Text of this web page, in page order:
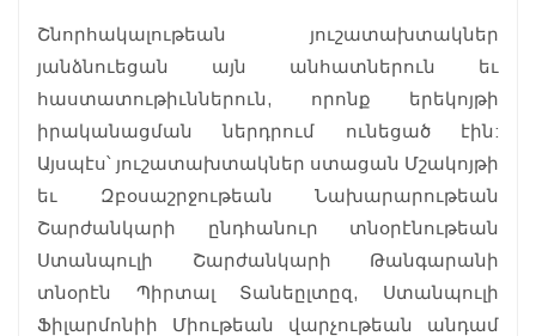
Շնորհակալութեան յուշատախտակներ
յանձնուեցան այն անհատներուն եւ
հաստատութիւններուն, որոնք երեկոյթի
իրականացման ներդրում ունեցած էին:
Այսպէս՝ յուշատախտակներ ստացան Մշակոյթի
եւ Զբօսաշրջութեան Նախարարութեան
Շարժանկարի ընդհանուր տնօրէնութեան
Ստանպուլի Շարժանկարի Թանգարանի
տնօրէն Պիրտալ Տանեըլտըզ, Ստանպուլի
Ֆիլարմոնիի Միութեան վարչութեան անդամ